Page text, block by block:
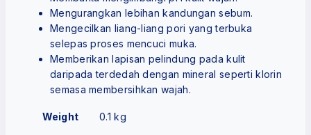
Mengurangkan lebihan kandungan sebum.
Mengecilkan liang-liang pori yang terbuka
selepas proses mencuci muka.
Memberikan lapisan pelindung pada kulit
daripada terdedah dengan mineral seperti klorin
semasa membersihkan wajah.
Weight 0.1 kg